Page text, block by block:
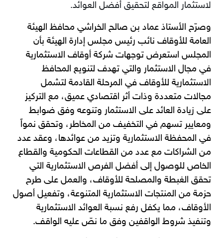
لاستثمار المواقع لتحقيق أفضل العوائد.
وصرّح الأستاذ عماد بن صالح الخراشي محافظ الهيئة
العامة للأوقاف نائب رئيس مجلس إدارة الهيئة بأن
المجلس استعرض توجهات شركة أوقاف الاستثمارية
في مجال الاستثمار والتي تهدف لتنويع المحافظ
الاستثمارية للأوقاف في المرحلة القادمة لتشمل
مجالات متعددة وذات أثر اقتصادي عميق، مع التركيز
على زيادة العائد على الاستثمار وتنوعه وفق ضوابط
ومعايير تسهم في التخفيف من المخاطر، وتحقق نمواً
في المحفظة الاستثمارية وتزيد من عوائدها، وعقد عدد
من الشراكات مع عدد من القطاعات الحكومية والقطاع
الخاص للوصول إلى أفضل الفرص الاستثمارية التي
تحقق الغبطة والمصلحة للأوقاف، والعمل على طرح
حزمة من المنتجات الاستثمارية المتنوعة، وتفعيل أصول
الأوقاف، مما يكفل رفع نسبة العوائد الاستثمارية
وتنفيذ شروط الواقفين وفق ما نصّ عليه الواقف.